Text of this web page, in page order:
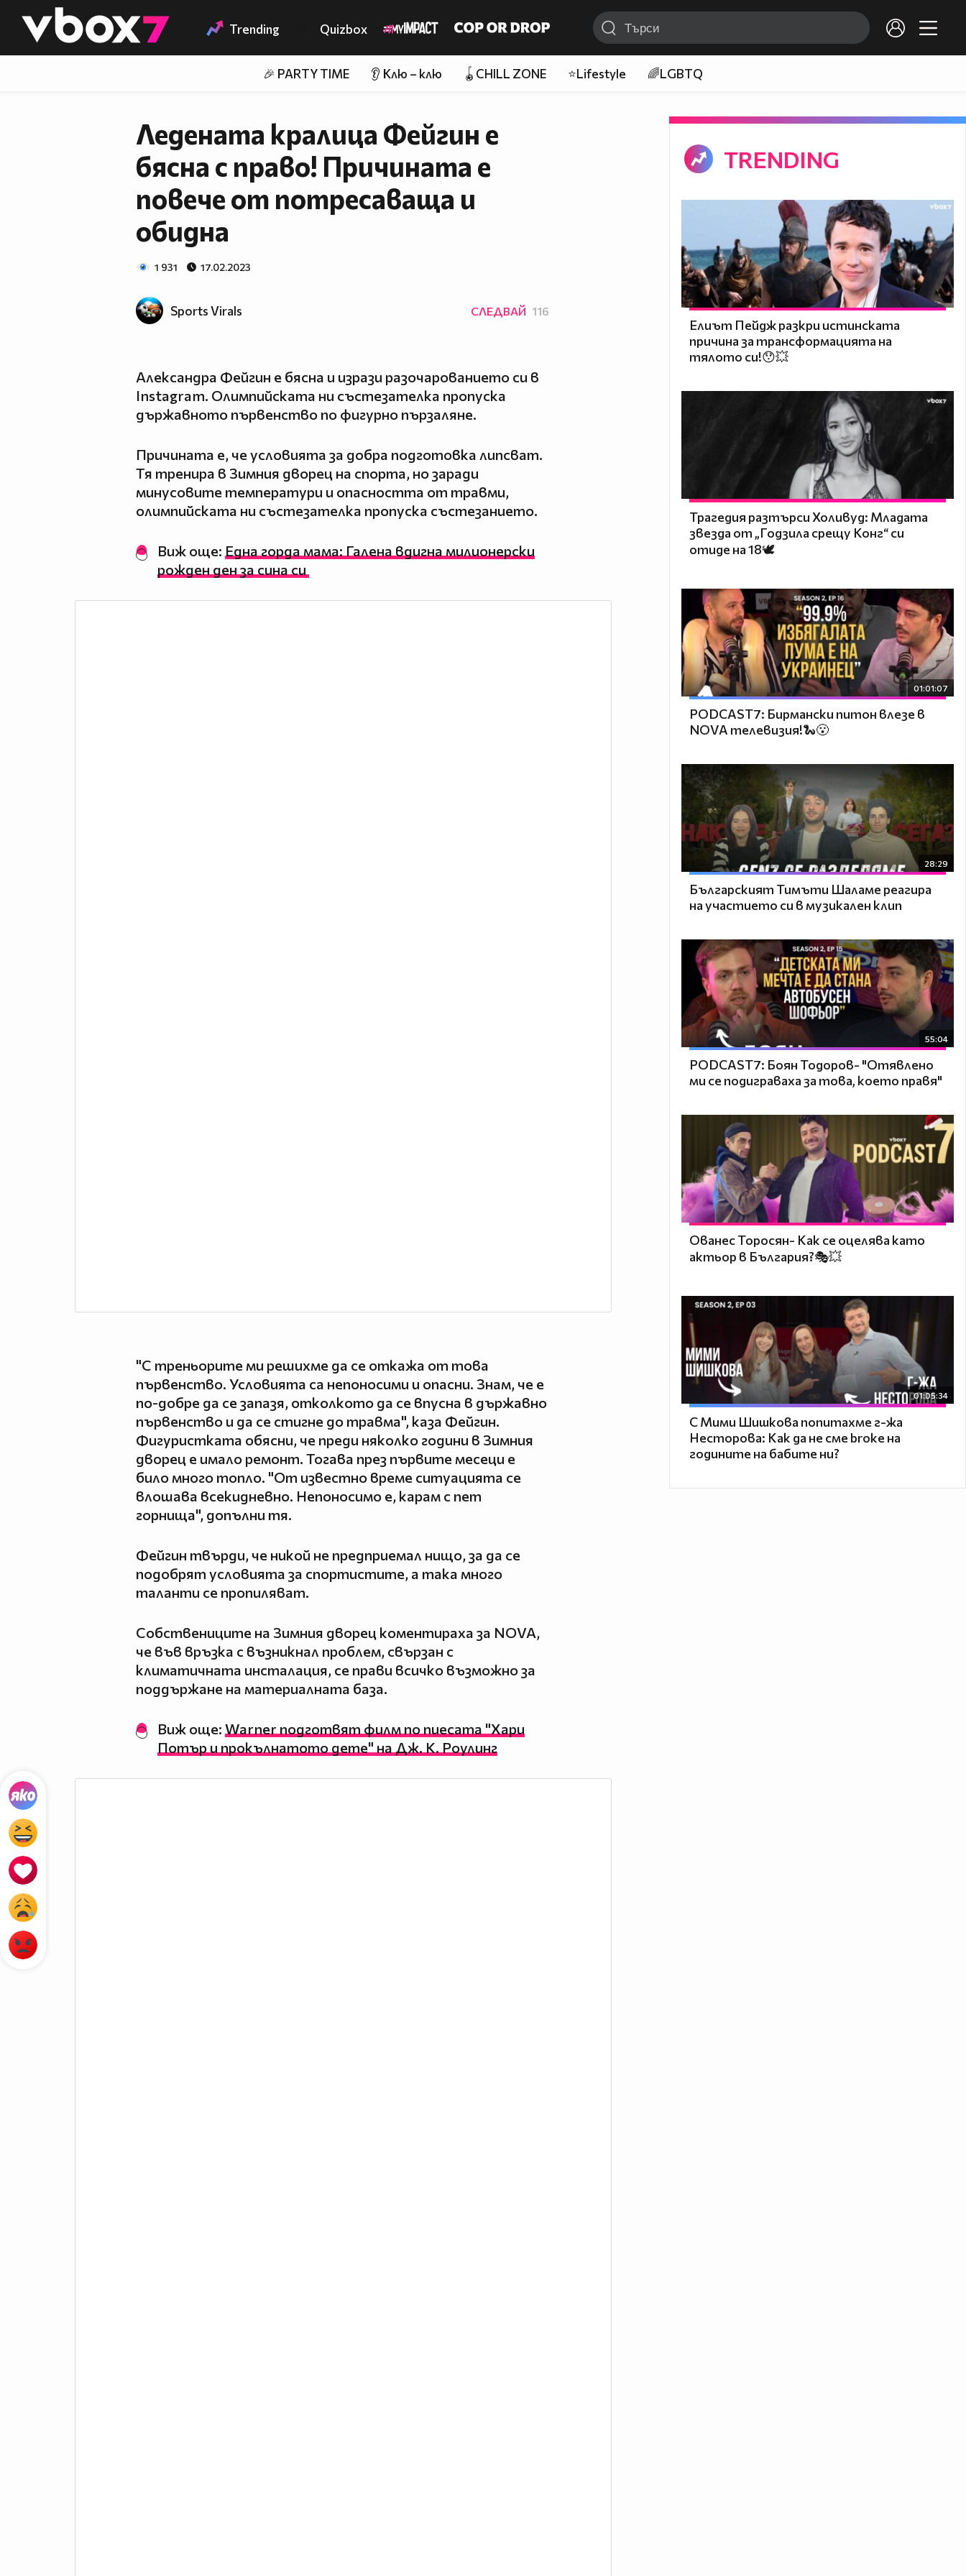
👾 Trending Quizbox
🎉 PARTY TIME 👂 Клю – клю 🪀CHILL ZONE ⭐Lifestyle 🌈LGBTQ
Ледената кралица Фейгин е
бясна с право! Причината е
повече от потресаваща и
обидна
1 931 17.02.2023
Sports Virals СЛЕДВАЙ 116
Александра Фейгин е бясна и изрази разочарованието си в
Instagram. Олимпийската ни състезателка пропуска
държавното първенство по фигурно пързаляне.
Причината е, че условията за добра подготовка липсват.
Тя тренира в Зимния дворец на спорта, но заради
минусовите температури и опасността от травми,
олимпийската ни състезателка пропуска състезанието.
Виж още: Една горда мама: Галена вдигна милионерски
рожден ден за сина си
"С треньорите ми решихме да се откажа от това
първенство. Условията са непоносими и опасни. Знам, че е
по-добре да се запазя, отколкото да се впусна в държавно
първенство и да се стигне до травма", каза Фейгин.
Фигуристката обясни, че преди няколко години в Зимния
дворец е имало ремонт. Тогава през първите месеци е
било много топло. "От известно време ситуацията се
влошава всекидневно. Непоносимо е, карам с пет
горнища", допълни тя.
Фейгин твърди, че никой не предприемал нищо, за да се
подобрят условията за спортистите, а така много
таланти се пропиляват.
Собствениците на Зимния дворец коментираха за NOVA,
че във връзка с възникнал проблем, свързан с
климатичната инсталация, се прави всичко възможно за
поддържане на материалната база.
Виж още: Warner подготвят филм по пиесата "Хари
Потър и прокълнатото дете" на Дж. К. Роулинг
TRENDING
Елиът Пейдж разкри истинската
причина за трансформацията на
тялото си!😯💥
Трагедия разтърси Холивуд: Младата
звезда от „Годзила срещу Конг“ си
отиде на 18🕊️
01:01:07
PODCAST7: Бирмански питон влезе в
NOVA телевизия!🐍😮
28:29
Българският Тимъти Шаламе реагира
на участието си в музикален клип
55:04
PODCAST7: ‪Боян Тодоров- "Отявлено
ми се подиграваха за това, което правя"
Ованес Торосян- Как се оцелява като
актьор в България?🎭💥
01:05:34
С Мими Шишкова попитахме г-жа
Несторова: Как да не сме broke на
годините на бабите ни?